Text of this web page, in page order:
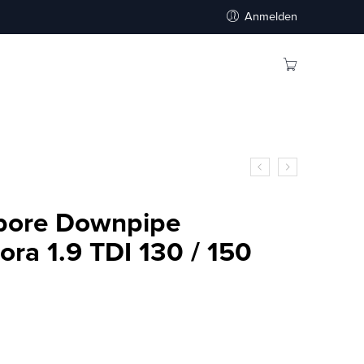
Anmelden
Downpipe
1.9 TDI 130 / 150